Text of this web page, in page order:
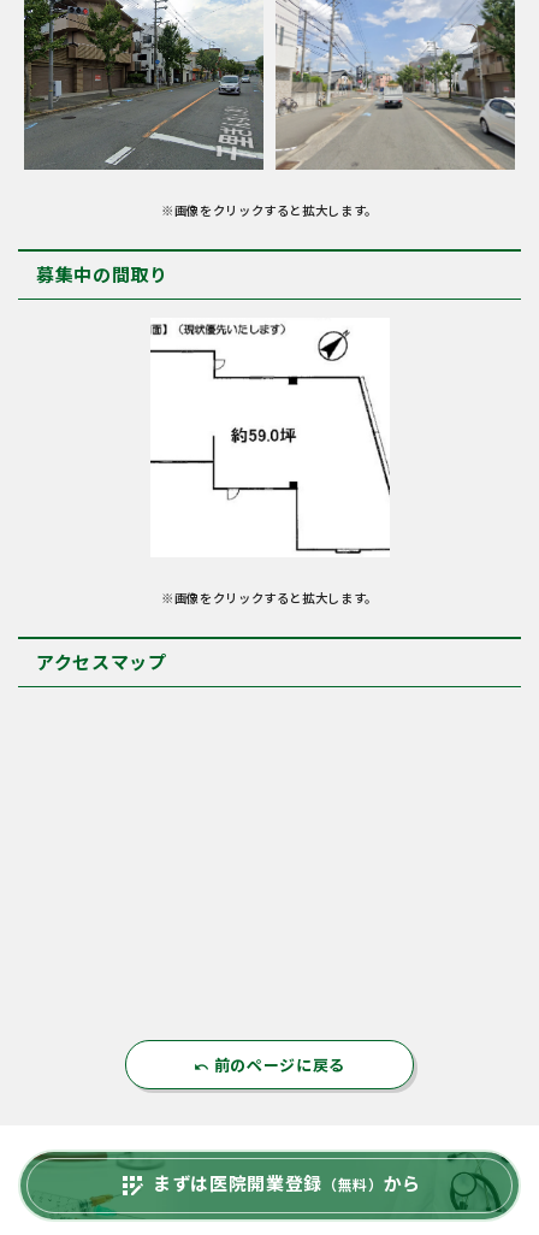
※画像をクリックすると拡大します。
募集中の間取り
※画像をクリックすると拡大します。
アクセスマップ
undo 前のページに戻る
app_registration まずは医院開業登録 （無料） から